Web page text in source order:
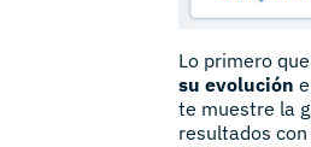
Lo primero
su evolución
te muestre la
resultados